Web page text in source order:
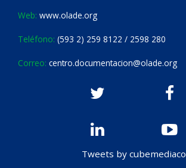
Web: www.olade.org
Teléfono: (593 2) 259 8122 / 2598 280
Correo: centro.documentacion@olade.org
Tweets by cubemediaco